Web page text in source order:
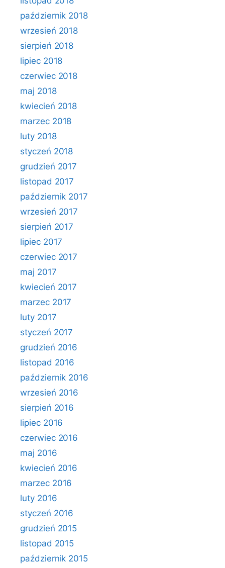
październik 2018
wrzesień 2018
sierpień 2018
lipiec 2018
czerwiec 2018
maj 2018
kwiecień 2018
marzec 2018
luty 2018
styczeń 2018
grudzień 2017
listopad 2017
październik 2017
wrzesień 2017
sierpień 2017
lipiec 2017
czerwiec 2017
maj 2017
kwiecień 2017
marzec 2017
luty 2017
styczeń 2017
grudzień 2016
listopad 2016
październik 2016
wrzesień 2016
sierpień 2016
lipiec 2016
czerwiec 2016
maj 2016
kwiecień 2016
marzec 2016
luty 2016
styczeń 2016
grudzień 2015
listopad 2015
październik 2015